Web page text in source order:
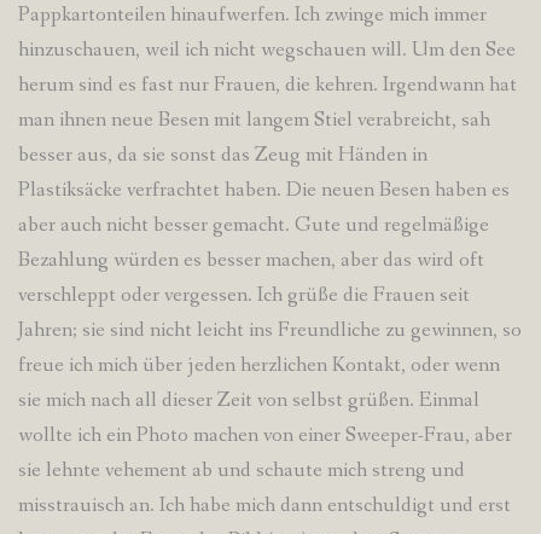
Pappkartonteilen hinaufwerfen. Ich zwinge mich immer
hinzuschauen, weil ich nicht wegschauen will. Um den See
herum sind es fast nur Frauen, die kehren. Irgendwann hat
man ihnen neue Besen mit langem Stiel verabreicht, sah
besser aus, da sie sonst das Zeug mit Händen in
Plastiksäcke verfrachtet haben. Die neuen Besen haben es
aber auch nicht besser gemacht. Gute und regelmäßige
Bezahlung würden es besser machen, aber das wird oft
verschleppt oder vergessen. Ich grüße die Frauen seit
Jahren; sie sind nicht leicht ins Freundliche zu gewinnen, so
freue ich mich über jeden herzlichen Kontakt, oder wenn
sie mich nach all dieser Zeit von selbst grüßen. Einmal
wollte ich ein Photo machen von einer Sweeper-Frau, aber
sie lehnte vehement ab und schaute mich streng und
misstrauisch an. Ich habe mich dann entschuldigt und erst